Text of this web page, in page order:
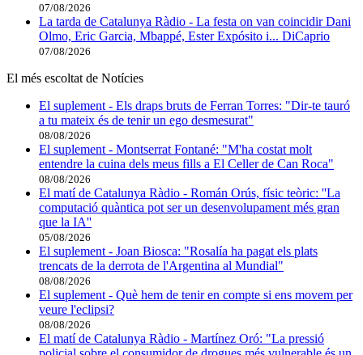
07/08/2026
La tarda de Catalunya Ràdio - La festa on van coincidir Dani
Olmo, Eric Garcia, Mbappé, Ester Expósito i... DiCaprio
07/08/2026
El més escoltat de Notícies
El suplement - Els draps bruts de Ferran Torres: "Dir-te tauró
a tu mateix és de tenir un ego desmesurat"
08/08/2026
El suplement - Montserrat Fontané: "M'ha costat molt
entendre la cuina dels meus fills a El Celler de Can Roca"
08/08/2026
El matí de Catalunya Ràdio - Román Orús, físic teòric: ''La
computació quàntica pot ser un desenvolupament més gran
que la IA''
05/08/2026
El suplement - Joan Biosca: "Rosalía ha pagat els plats
trencats de la derrota de l'Argentina al Mundial"
08/08/2026
El suplement - Què hem de tenir en compte si ens movem per
veure l'eclipsi?
08/08/2026
El matí de Catalunya Ràdio - Martínez Oró: "La pressió